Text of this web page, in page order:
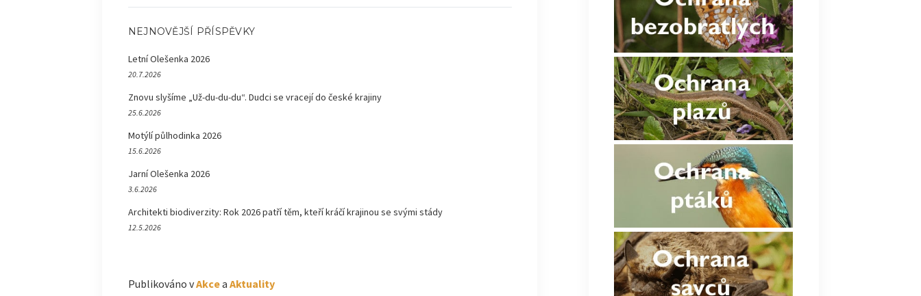
NEJNOVĚJŠÍ PŘÍSPĚVKY
Letní Olešenka 2026
20.7.2026
Znovu slyšíme „Už-du-du-du“. Dudci se vracejí do české krajiny
25.6.2026
Motýlí půlhodinka 2026
15.6.2026
Jarní Olešenka 2026
3.6.2026
Architekti biodiverzity: Rok 2026 patří těm, kteří kráčí krajinou se svými stády
12.5.2026
Publikováno vAkcea Aktuality